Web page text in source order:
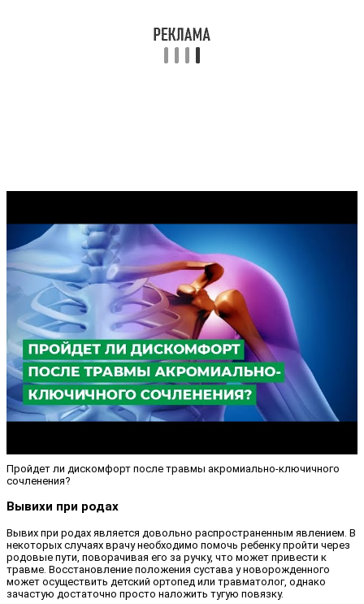
Пройдет ли дискомфорт после травмы акромиально-ключичного
сочленения?
Вывихи при родах
Вывих при родах является довольно распространенным явлением. В
некоторых случаях врачу необходимо помочь ребенку пройти через
родовые пути, поворачивая его за ручку, что может привести к
травме. Восстановление положения сустава у новорожденного
может осуществить детский ортопед или травматолог, однако
зачастую достаточно просто наложить тугую повязку.